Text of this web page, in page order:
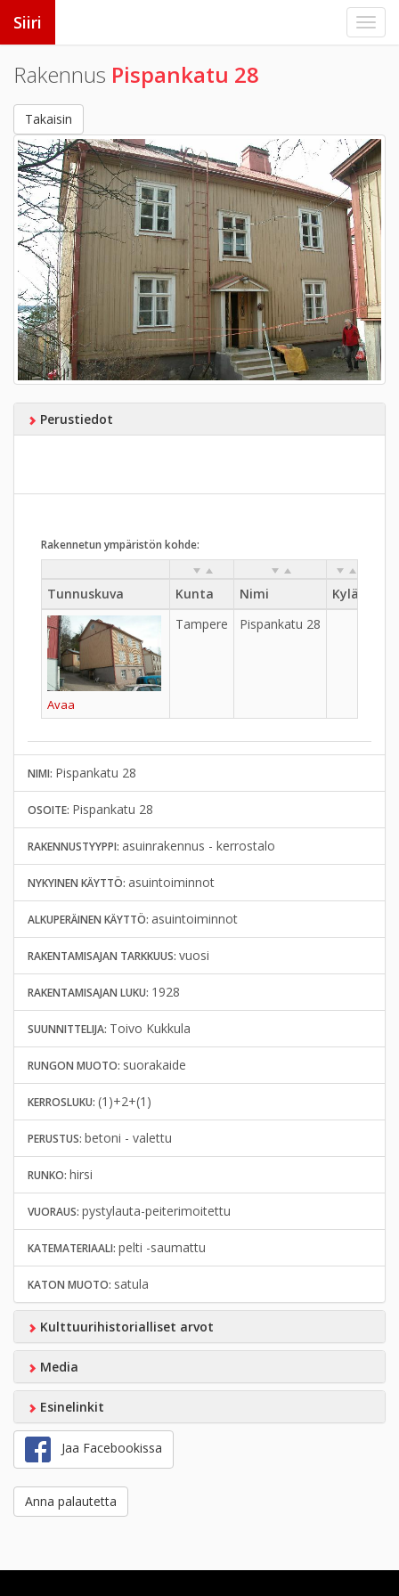
Siiri
Rakennus Pispankatu 28
Takaisin
Perustiedot
Rakennetun ympäristön kohde:
Tunnuskuva Kunta Nimi Kylä
Avaa
Tampere Pispankatu 28
NIMI: Pispankatu 28
OSOITE: Pispankatu 28
RAKENNUSTYYPPI: asuinrakennus - kerrostalo
NYKYINEN KÄYTTÖ: asuintoiminnot
ALKUPERÄINEN KÄYTTÖ: asuintoiminnot
RAKENTAMISAJAN TARKKUUS: vuosi
RAKENTAMISAJAN LUKU: 1928
SUUNNITTELIJA: Toivo Kukkula
RUNGON MUOTO: suorakaide
KERROSLUKU: (1)+2+(1)
PERUSTUS: betoni - valettu
RUNKO: hirsi
VUORAUS: pystylauta-peiterimoitettu
KATEMATERIAALI: pelti -saumattu
KATON MUOTO: satula
Kulttuurihistorialliset arvot
Media
Esinelinkit
Jaa Facebookissa
Anna palautetta